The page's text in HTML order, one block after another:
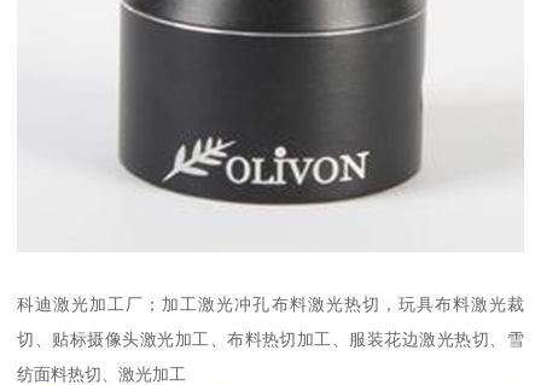
科迪激光加工厂；加工激光冲孔布料激光热切，玩具布料激光裁
切、贴标摄像头激光加工、布料热切加工、服装花边激光热切、雪
纺面料热切、激光加工